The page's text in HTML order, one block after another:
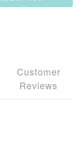
Customer
Reviews